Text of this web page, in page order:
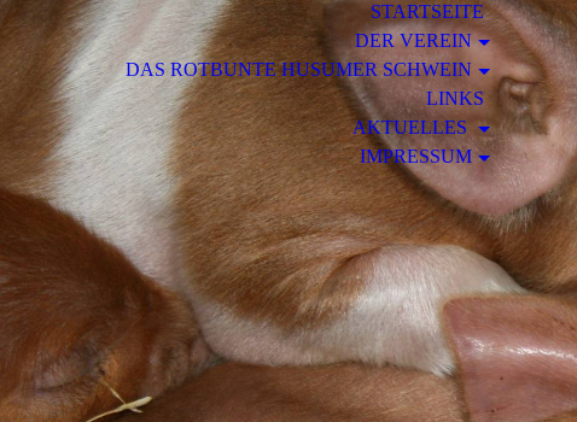
STARTSEITE
DER VEREIN
DAS ROTBUNTE HUSUMER SCHWEIN
LINKS
AKTUELLES
IMPRESSUM